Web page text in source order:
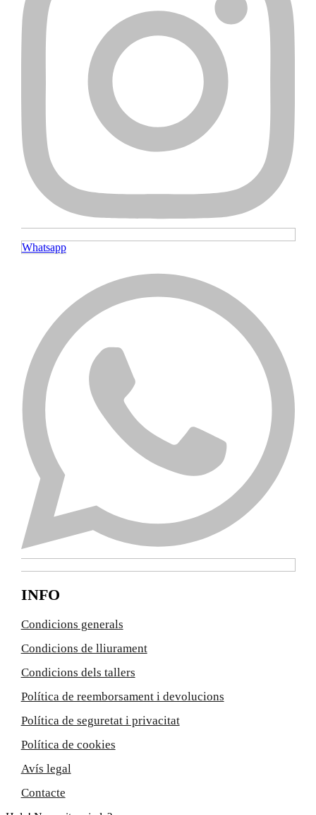
Whatsapp
INFO
Condicions generals
Condicions de lliurament
Condicions dels tallers
Política de reemborsament i devolucions
Política de seguretat i privacitat
Política de cookies
Avís legal
Contacte